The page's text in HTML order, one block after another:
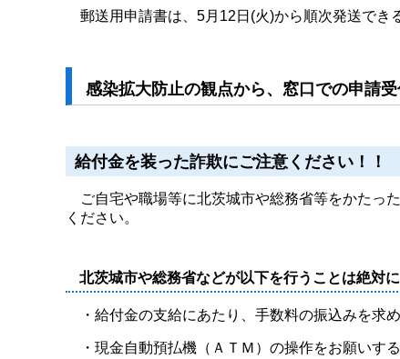
郵送用申請書は、5月12日(火)から順次発送でき
感染拡大防止の観点から、窓口での申請
給付金を装った詐欺にご注意ください！！
ご自宅や職場等に北茨城市や総務省等をかたっ
ください。
北茨城市や総務省などが以下を行うことは絶対に
・給付金の支給にあたり、手数料の振込みを求
・現金自動預払機（ＡＴＭ）の操作をお願いす